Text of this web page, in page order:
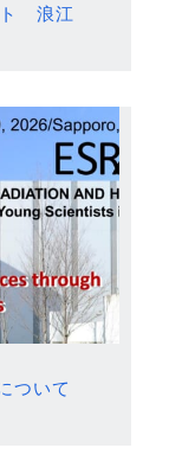
ト 浪江
ついて